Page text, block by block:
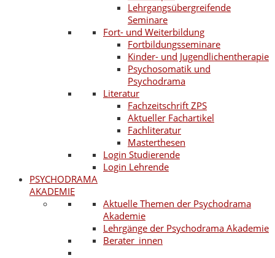
Lehrgangsübergreifende
Seminare
Fort- und Weiterbildung
Fortbildungsseminare
Kinder- und Jugendlichentherapie
Psychosomatik und
Psychodrama
Literatur
Fachzeitschrift ZPS
Aktueller Fachartikel
Fachliteratur
Masterthesen
Login Studierende
Login Lehrende
PSYCHODRAMA
AKADEMIE
Aktuelle Themen der Psychodrama
Akademie
Lehrgänge der Psychodrama Akademie
Berater_innen